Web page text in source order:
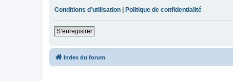
Conditions d’utilisation
Politique de confidentialité
S’enregistrer
Index du forum